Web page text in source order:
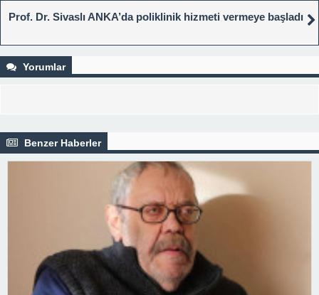
Prof. Dr. Sivaslı ANKA’da poliklinik hizmeti vermeye başladı
Yorumlar
Benzer Haberler